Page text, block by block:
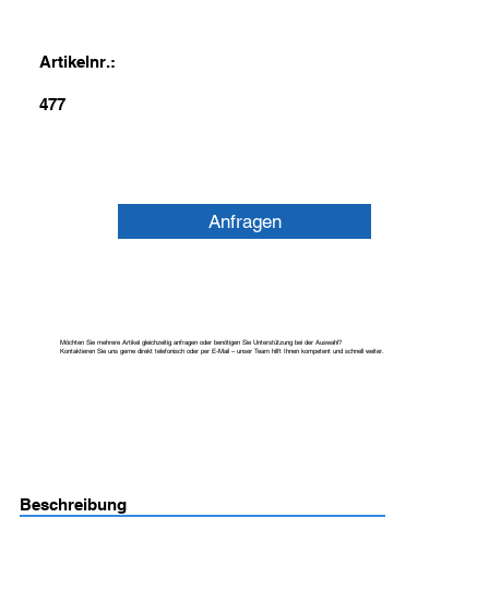
Artikelnr.:
477
Anfragen
Möchten Sie mehrere Artikel gleichzeitig anfragen oder benötigen Sie Unterstützung bei der Auswahl?
Kontaktieren Sie uns gerne direkt telefonisch oder per E-Mail – unser Team hilft Ihnen kompetent und schnell weiter.
Beschreibung